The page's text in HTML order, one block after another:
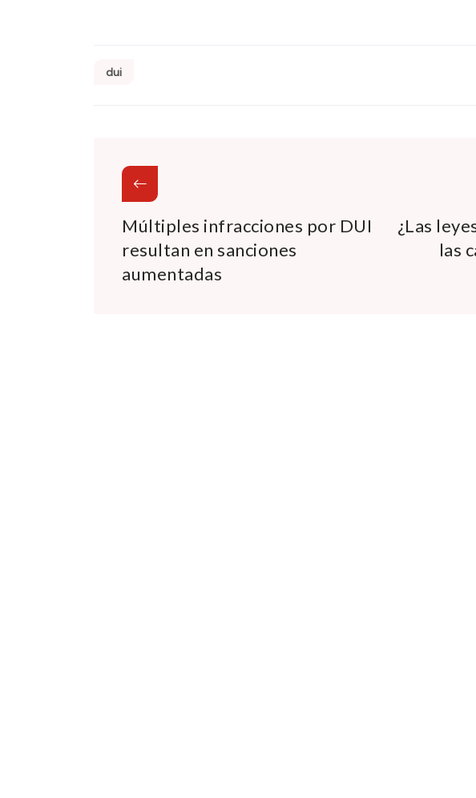
dui
Múltiples infracciones por DUI
resultan en sanciones
aumentadas
¿Las
las